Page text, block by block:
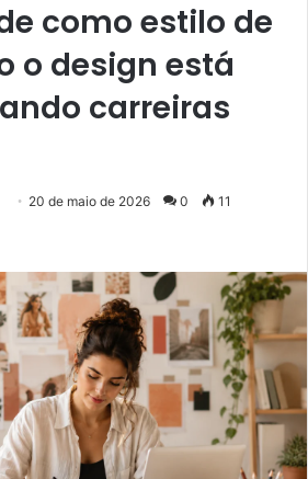
como estilo de
o design está
carreiras
20 de maio de 2026 0 11